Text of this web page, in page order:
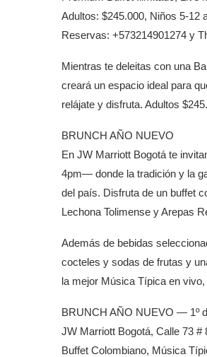
Adultos: $245.000, Niños 5-12
Reservas: +573214901274 y
Mientras te deleitas con una
creará un espacio ideal para
relájate y disfruta. Adultos
BRUNCH AÑO NUEVO
En JW Marriott Bogotá te
4pm— donde la tradición y la
del país. Disfruta de un buffet
Lechona Tolimense y Arepas
Además de bebidas
cocteles y sodas de frutas y
la mejor Música Típica en
BRUNCH AÑO NUEVO — 1º
JW Marriott Bogotá, Calle 73 #
Buffet Colombiano, Música